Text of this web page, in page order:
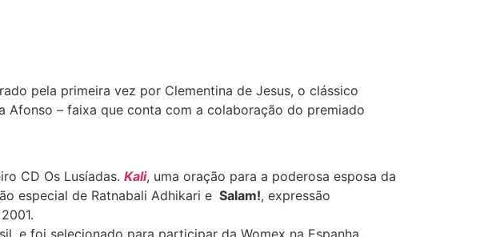
pela primeira vez por Clementina de Jesus, o clássico
Afonso – faixa que conta com a colaboração do premiado
CD Os Lusíadas. Kali, uma oração para a poderosa esposa da
especial de Ratnabali Adhikari e Salam!, expressão
e foi selecionado para participar da Womex na Espanha.